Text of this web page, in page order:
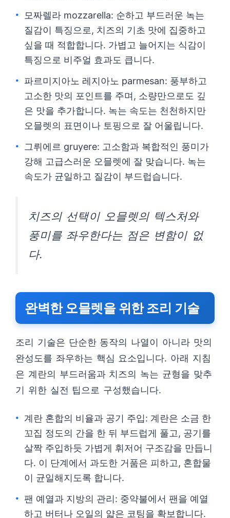
모짜렐라 mozzarella: 순하고 부드러운 녹는
질감이 특징으로, 치즈의 기초 맛에 집중하고
싶을 때 적합합니다. 가볍고 늘어지는 식감이
특징으로 비주얼 효과도 큽니다.
파르미지아노 레지아노 parmesan: 풍부하고
고소한 맛의 포인트를 주며, 소량만으로도 깊
은 맛을 추가합니다. 녹는 속도는 천천하지만
오믈렛의 표면이나 토핑으로 잘 어울립니다.
그뤼에르 gruyere: 고소함과 복합적인 풍미가
강해 고급스러운 오믈렛에 잘 맞습니다. 녹는
속도가 균일하고 질감이 부드럽습니다.
치즈의 선택이 오믈렛의 텍스처와
풍미를 좌우한다는 점은 변함이 없
다.
완벽한 오믈렛을 위한 조리 기술
조리 기술은 단순한 동작의 나열이 아니라 맛의
완성도를 좌우하는 핵심 요소입니다. 아래 지침
은 계란의 부드러움과 치즈의 녹는 균형을 맞추
기 위한 실전 팁으로 구성했습니다.
계란 혼합의 비율과 공기 주입: 계란은 소금 한
꼬집 정도의 간을 한 뒤 부드럽게 풀고, 공기를
살짝 주입하듯 가볍게 휘저어 구조감을 만듭니
다. 이 단계에서 과도한 거품은 피하고, 혼합물
이 균일해지도록 합니다.
팬 예열과 지방의 관리: 중약불에서 팬을 예열
하고 버터나 오일의 얇은 코팅을 확보합니다.